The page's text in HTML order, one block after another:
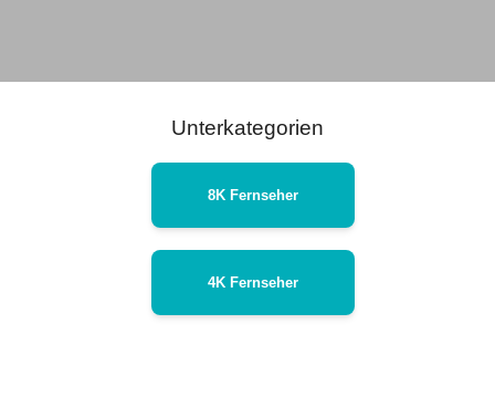
Unterkategorien
8K Fernseher
4K Fernseher